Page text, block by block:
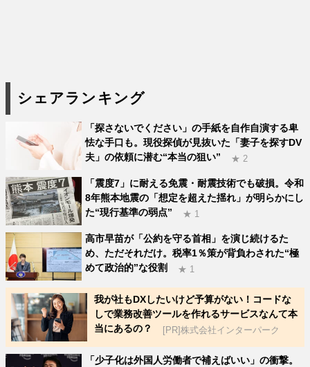
シェアランキング
「探さないでください」の手紙を自作自演する卑
怯な手口も。現役探偵が見抜いた「妻子を探すDV
夫」の依頼に潜む“本当の狙い”
★ 2
「震度7」に耐える免震・耐震技術でも破損。令和
8年熊本地震の「想定を超えた揺れ」が明らかにし
た“現行基準の弱点”
★ 1
高市早苗が「公約を守る首相」を演じ続けるた
め、ただそれだけ。税率1％策が背負わされた“極
めて政治的”な役割
★ 1
我が社もDXしたいけど予算がない！コードな
しで業務改善ツールを作れるサービスなんて本
当にあるの？
[PR]株式会社インターパーク
「少子化は外国人労働者で補えばいい」の衝撃。